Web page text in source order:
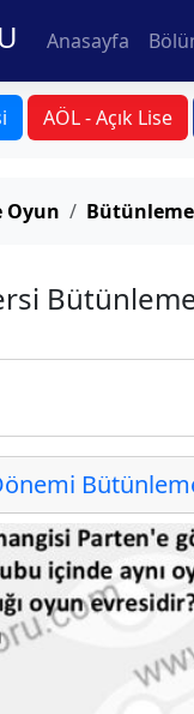
Anasayfa
AÖL - Açık Lise
Oyun Bütünleme
Bütünleme
Bütünleme